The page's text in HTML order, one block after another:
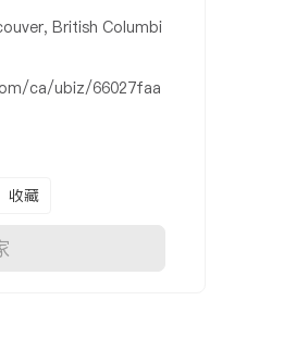
British Columbi
ca/ubiz/66027faa
收藏